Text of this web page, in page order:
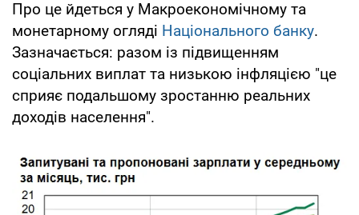
Про це йдеться у Макроекономічному та
монетарному огляді Національного банку.
Зазначається: разом із підвищенням
соціальних виплат та низькою інфляцією "це
сприяє подальшому зростанню реальних
доходів населення".